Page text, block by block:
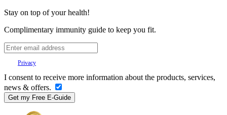
Stay on top of your health!
Complimentary immunity guide to keep you fit.
Privacy
I consent to receive more information about the products, services,
news & offers.